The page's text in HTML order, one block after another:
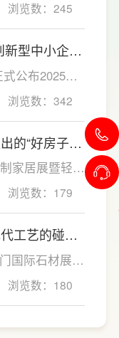
外客商齐聚
向。领尚此
沿的美学设
驻足展位观
浏览数：245
新型中小企
认定
公布2025年
业名单，广
称：领尚木
水平，再度
中小企业”认
浏览数：342
的“好房子”
家居展暨轻高
领尚带
体化整家方
主题衣帽间惊
从智能收纳
验，重新定
浏览数：179
工艺的碰
！
国际石材展在
这场汇聚全
个国家和地
业的新趋势与
浏览数：180